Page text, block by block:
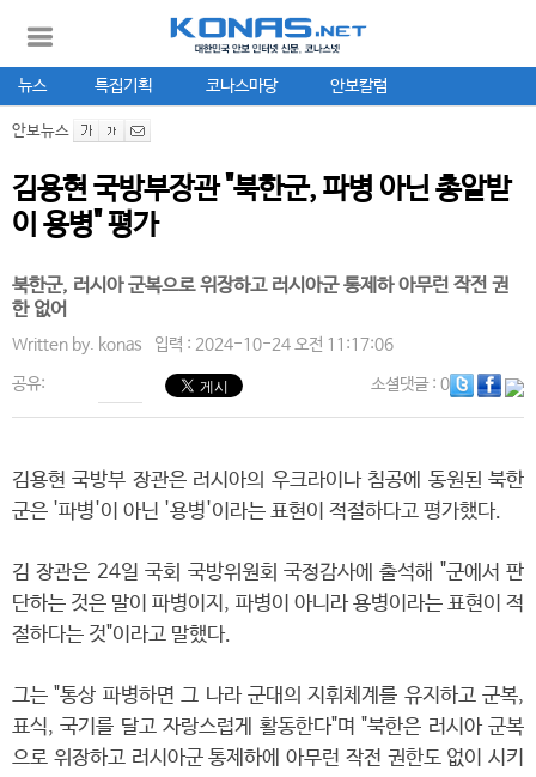
뉴스 특집기획 코나스마당 안보칼럼
안보뉴스
김용현 국방부장관 "북한군, 파병 아닌 총알받
이 용병" 평가
북한군, 러시아 군복으로 위장하고 러시아군 통제하 아무런 작전 권
한 없어
Written by. konas 입력 : 2024-10-24 오전 11:17:06
공유: 소셜댓글: 0
김용현 국방부 장관은 러시아의 우크라이나 침공에 동원된 북한
군은 '파병'이 아닌 '용병'이라는 표현이 적절하다고 평가했다.
김 장관은 24일 국회 국방위원회 국정감사에 출석해 "군에서 판
단하는 것은 말이 파병이지, 파병이 아니라 용병이라는 표현이 적
절하다는 것"이라고 말했다.
그는 "통상 파병하면 그 나라 군대의 지휘체계를 유지하고 군복,
표식, 국기를 달고 자랑스럽게 활동한다"며 "북한은 러시아 군복
으로 위장하고 러시아군 통제하에 아무런 작전 권한도 없이 시키